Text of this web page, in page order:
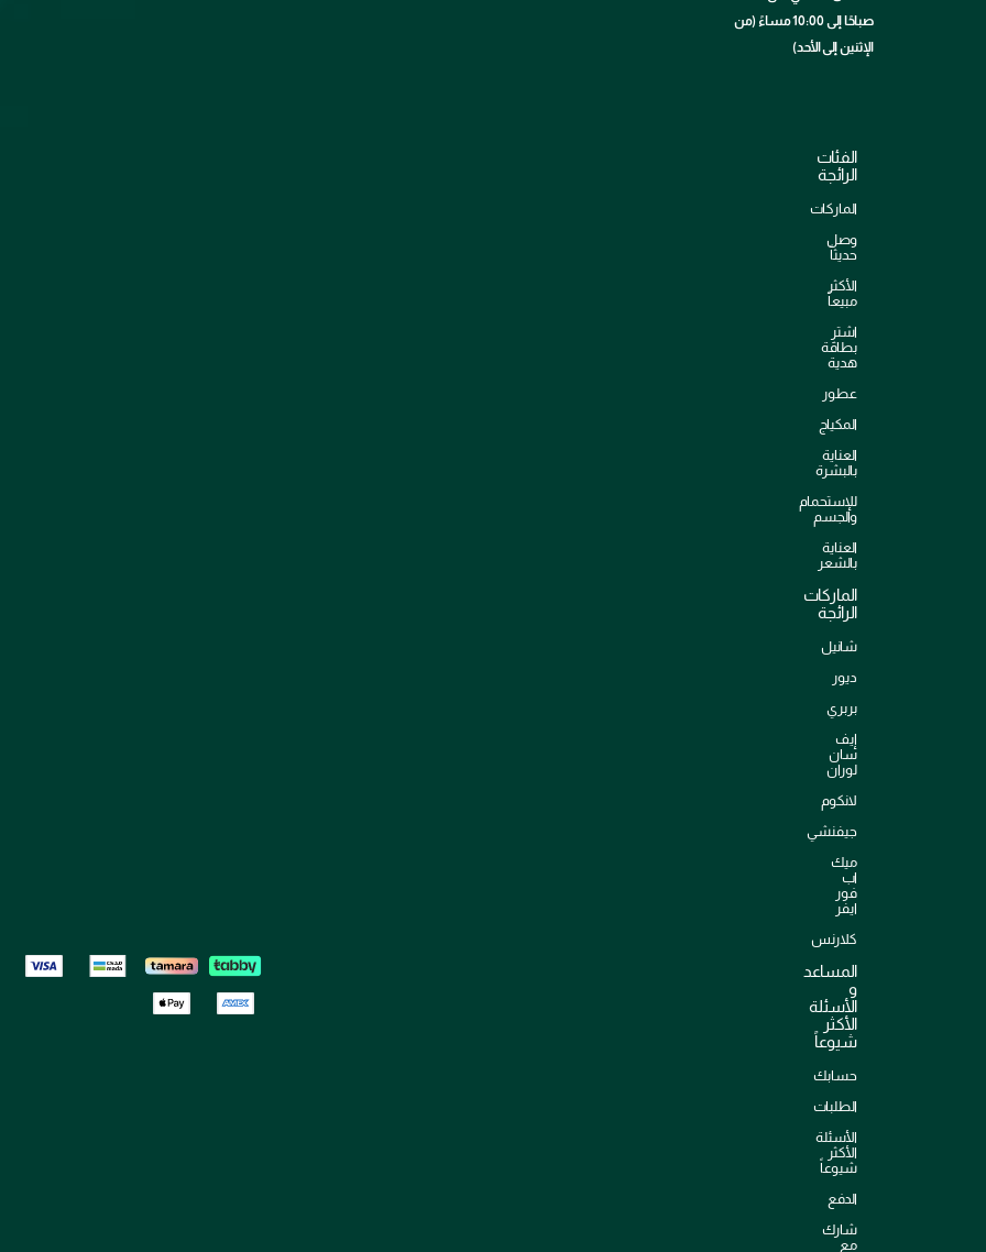
صباحًا إلى 10:00 مساءً (من
الإثنين إلى الأحد)
الفئات
الرائجة
الماركات
وصل
حديثاً
الأكثر
مبيعاً
اشترِ
بطاقة
هدية
عطور
المكياج
العناية
بالبشرة
للإستحمام
والجسم
العناية
بالشعر
الماركات
الرائجة
شانيل
ديور
بربري
إيف
سان
لوران
لانكوم
جيفنشي
ميك
اب
فور
ايفر
كلارنس
المساعد
و
الأسئلة
الأكثر
شيوعاً
حسابك
الطلبات
الأسئلة
الأكثر
شيوعاً
الدفع
شارك
مع